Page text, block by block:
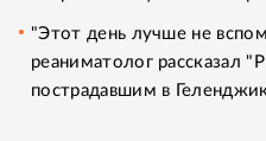
"Этот день лучше не
реаниматолог рассказал
пострадавшим в